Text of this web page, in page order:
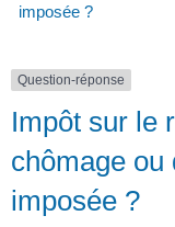
imposée ?
Question-réponse
Impôt sur le
chômage ou
imposée ?